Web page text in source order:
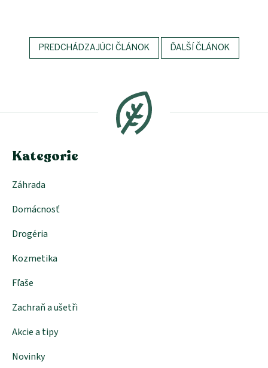
PREDCHÁDZAJÚCI ČLÁNOK ĎALŠÍ ČLÁNOK
ä
Kategorie
Záhrada
Domácnosť
Drogéria
Kozmetika
Fľaše
Zachraň a ušetři
Akcie a tipy
Novinky